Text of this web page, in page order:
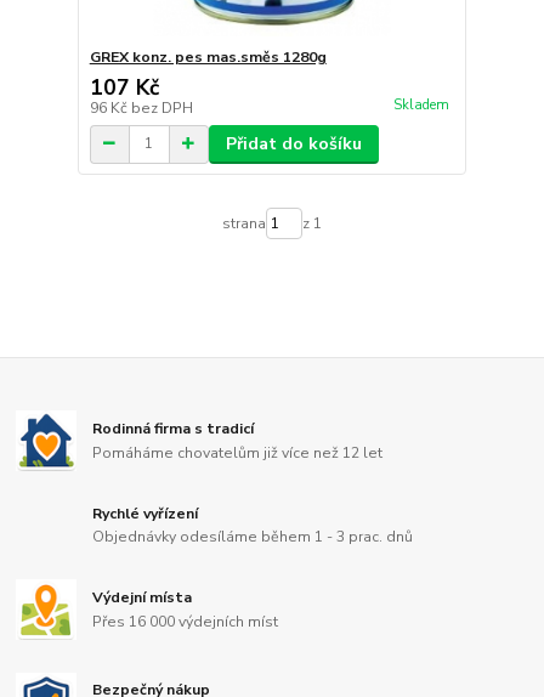
GREX konz. pes mas.směs 1280g
107 Kč
96 Kč bez DPH Skladem
Přidat do košíku
strana z 1
Rodinná firma s tradicí
Pomáháme chovatelům již více než 12 let
Rychlé vyřízení
Objednávky odesíláme během 1 - 3 prac. dnů
Výdejní místa
Přes 16 000 výdejních míst
Bezpečný nákup